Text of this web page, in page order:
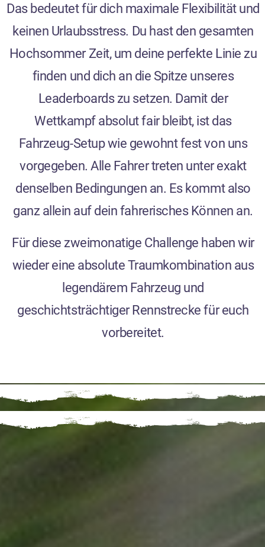
Das bedeutet für dich maximale Flexibilität und
keinen Urlaubsstress. Du hast den gesamten
Hochsommer Zeit, um deine perfekte Linie zu
finden und dich an die Spitze unseres
Leaderboards zu setzen. Damit der
Wettkampf absolut fair bleibt, ist das
Fahrzeug-Setup wie gewohnt fest von uns
vorgegeben. Alle Fahrer treten unter exakt
denselben Bedingungen an. Es kommt also
ganz allein auf dein fahrerisches Können an.
Für diese zweimonatige Challenge haben wir
wieder eine absolute Traumkombination aus
legendärem Fahrzeug und
geschichtsträchtiger Rennstrecke für euch
vorbereitet.